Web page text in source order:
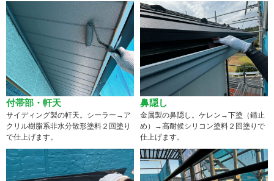
付帯部・軒天
サイディング製の軒天。シーラー→ア
クリル樹脂系非水分散形塗料２回塗り
で仕上げます。
鼻隠し
金属製の鼻隠し。ケレン→下塗（錆止
め）→高耐候シリコン塗料２回塗りで
仕上げます。